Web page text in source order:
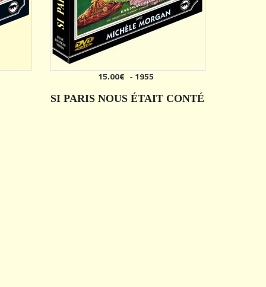
15.00€ -1955
SI PARIS NOUS ÉTAIT CONTÉ